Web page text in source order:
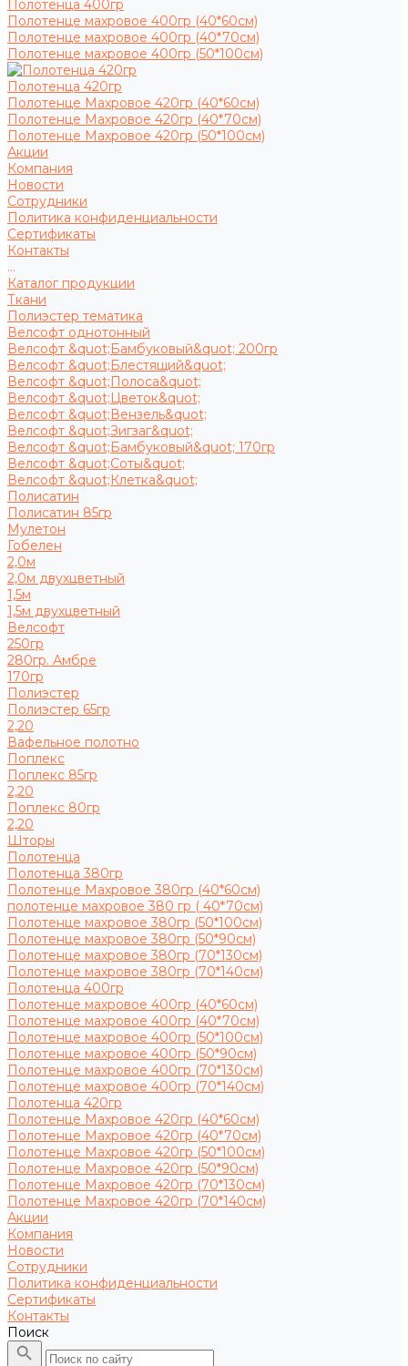
Полотенца 400гр
Полотенце махровое 400гр (40*60см)
Полотенце махровое 400гр (40*70см)
Полотенце махровое 400гр (50*100см)
Полотенца 420гр
Полотенце Махровое 420гр (40*60см)
Полотенце Махровое 420гр (40*70см)
Полотенце Махровое 420гр (50*100см)
Акции
Компания
Новости
Сотрудники
Политика конфиденциальности
Сертификаты
Контакты
...
Каталог продукции
Ткани
Полиэстер тематика
Велсофт однотонный
Велсофт &quot;Бамбуковый&quot; 200гр
Велсофт &quot;Блестящий&quot;
Велсофт &quot;Полоса&quot;
Велсофт &quot;Цветок&quot;
Велсофт &quot;Вензель&quot;
Велсофт &quot;Зигзаг&quot;
Велсофт &quot;Бамбуковый&quot; 170гр
Велсофт &quot;Соты&quot;
Велсофт &quot;Клетка&quot;
Полисатин
Полисатин 85гр
Мулетон
Гобелен
2,0м
2,0м двухцветный
1,5м
1,5м двухцветный
Велсофт
250гр
280гр. Амбре
170гр
Полиэстер
Полиэстер 65гр
2,20
Вафельное полотно
Поплекс
Поплекс 85гр
2,20
Поплекс 80гр
2,20
Шторы
Полотенца
Полотенца 380гр
Полотенце Махровое 380гр (40*60см)
полотенце махровое 380 гр ( 40*70см)
Полотенце махровое 380гр (50*100см)
Полотенце махровое 380гр (50*90см)
Полотенце махровое 380гр (70*130см)
Полотенце махровое 380гр (70*140см)
Полотенца 400гр
Полотенце махровое 400гр (40*60см)
Полотенце махровое 400гр (40*70см)
Полотенце махровое 400гр (50*100см)
Полотенце махровое 400гр (50*90см)
Полотенце махровое 400гр (70*130см)
Полотенце махровое 400гр (70*140см)
Полотенца 420гр
Полотенце Махровое 420гр (40*60см)
Полотенце Махровое 420гр (40*70см)
Полотенце Махровое 420гр (50*100см)
Полотенце Махровое 420гр (50*90см)
Полотенце Махровое 420гр (70*130см)
Полотенце Махровое 420гр (70*140см)
Акции
Компания
Новости
Сотрудники
Политика конфиденциальности
Сертификаты
Контакты
Поиск